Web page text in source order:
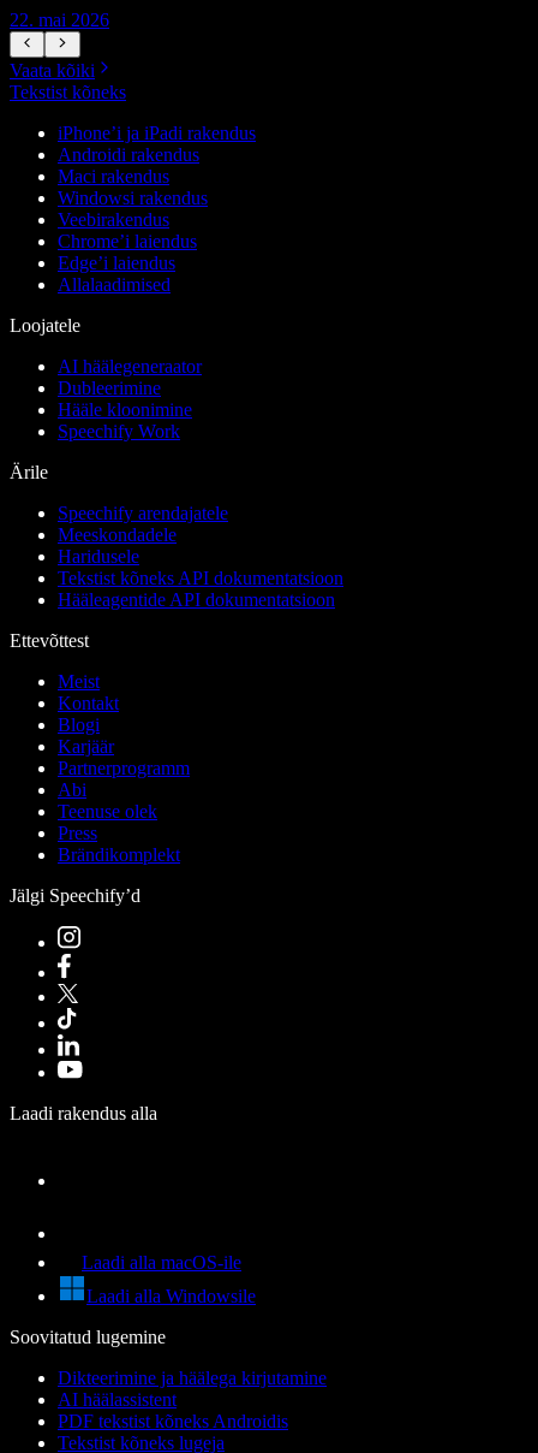
22. mai 2026
Vaata kõiki
Tekstist kõneks
iPhone’i ja iPadi rakendus
Androidi rakendus
Maci rakendus
Windowsi rakendus
Veebirakendus
Chrome’i laiendus
Edge’i laiendus
Allalaadimised
Loojatele
AI häälegeneraator
Dubleerimine
Hääle kloonimine
Speechify Work
Ärile
Speechify arendajatele
Meeskondadele
Haridusele
Tekstist kõneks API dokumentatsioon
Hääleagentide API dokumentatsioon
Ettevõttest
Meist
Kontakt
Blogi
Karjäär
Partnerprogramm
Abi
Teenuse olek
Press
Brändikomplekt
Jälgi Speechify’d
Laadi rakendus alla
Laadi alla macOS-ile
Laadi alla Windowsile
Soovitatud lugemine
Dikteerimine ja häälega kirjutamine
AI häälassistent
PDF tekstist kõneks Androidis
Tekstist kõneks lugeja